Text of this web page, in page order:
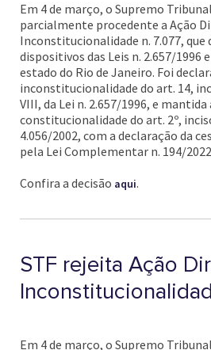
Em 4 de março, o Supremo
parcialmente procedente a Ação
Inconstitucionalidade n. 7.077, que
dispositivos das Leis n. 2.657/1996
estado do Rio de Janeiro. Foi
inconstitucionalidade do art. 14,
VIII, da Lei n. 2.657/1996, e mantida
constitucionalidade do art. 2º,
4.056/2002, com a declaração da
pela Lei Complementar n. 194/
Confira a decisão aqui.
STF rejeita Ação
Em 4 de março, o Supremo